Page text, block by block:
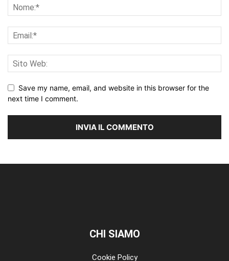
Save my name, email, and website in this browser for the
next time I comment.
CHI SIAMO
Cookie Policy